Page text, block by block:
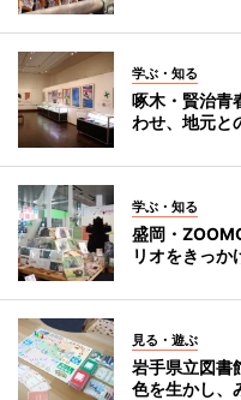
学ぶ・知る
啄木・賢治
わせ、地元と
学ぶ・知る
盛岡・
リオをきっか
見る・遊ぶ
岩手県立図
色を生かし、